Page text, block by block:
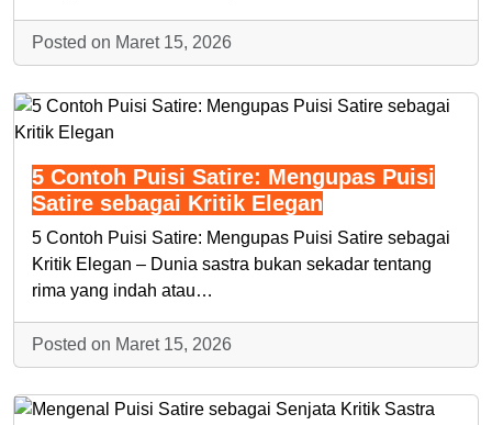
Posted on Maret 15, 2026
5 Contoh Puisi Satire: Mengupas Puisi
Satire sebagai Kritik Elegan
5 Contoh Puisi Satire: Mengupas Puisi Satire sebagai
Kritik Elegan – Dunia sastra bukan sekadar tentang
rima yang indah atau…
Posted on Maret 15, 2026